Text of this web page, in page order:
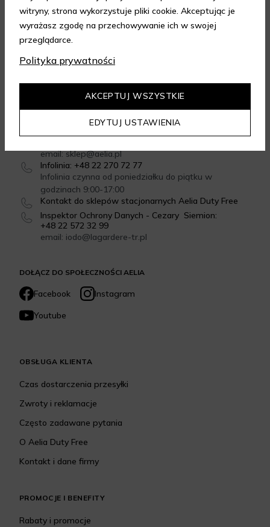
DOŁĄCZ DO SPOŁECZNOŚCI AELIA
Facebook
Instagram
Youtube
SKONTAKTUJ SIĘ Z NAMI
email: sklep@aelia.pl
Infolinia: +48 22 270 72 77
Infolinia czynna od poniedziałku do piątku w
godzinach 9:00-17:00
Kontakt do sklepów stacjonarnych Aelia Duty Free
Inspektor Ochrony Danych - Cezary Siemion:
+48 22 572 32 99
email: iodo@lagardere-tr.pl
OBSŁUGA KLIENTA
Czas dostarczenia przesyłki
Zwroty i reklamacje
Często zadawane pytania
O Aelia Duty Free
Kontakt i dane firmy
PROMOCJE I BENEFITY
Rabaty i promocje
Dowiedz się więcej
witryny, strona wykorzystuje pliki cookie. Akceptując je
wyrażasz zgodę na przechowywanie ich w swojej
przeglądarce.
Polityka prywatności
EDYTUJ USTAWIENIA
AKCEPTUJ WSZYSTKIE